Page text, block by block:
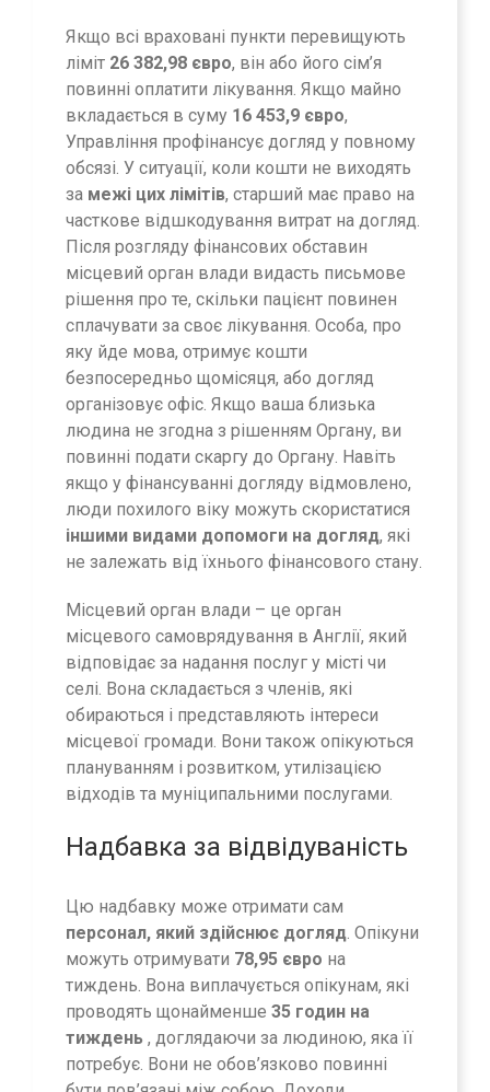
Якщо всі враховані пункти перевищують
ліміт 26 382,98 євро, він або його сім’я
повинні оплатити лікування. Якщо майно
вкладається в суму 16 453,9 євро,
Управління профінансує догляд у повному
обсязі. У ситуації, коли кошти не виходять
за межі цих лімітів, старший має право на
часткове відшкодування витрат на догляд.
Після розгляду фінансових обставин
місцевий орган влади видасть письмове
рішення про те, скільки пацієнт повинен
сплачувати за своє лікування. Особа, про
яку йде мова, отримує кошти
безпосередньо щомісяця, або догляд
організовує офіс. Якщо ваша близька
людина не згодна з рішенням Органу, ви
повинні подати скаргу до Органу. Навіть
якщо у фінансуванні догляду відмовлено,
люди похилого віку можуть скористатися
іншими видами допомоги на догляд, які
не залежать від їхнього фінансового стану.
Місцевий орган влади – це орган
місцевого самоврядування в Англії, який
відповідає за надання послуг у місті чи
селі. Вона складається з членів, які
обираються і представляють інтереси
місцевої громади. Вони також опікуються
плануванням і розвитком, утилізацією
відходів та муніципальними послугами.
Надбавка за відвідуваність
Цю надбавку може отримати сам
персонал, який здійснює догляд. Опікуни
можуть отримувати 78,95 євро на
тиждень. Вона виплачується опікунам, які
проводять щонайменше 35 годин на
тиждень , доглядаючи за людиною, яка її
потребує. Вони не обов’язково повинні